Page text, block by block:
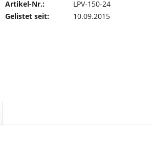
Artikel-Nr.:
LPV-150-24
Gelistet seit:
10.09.2015